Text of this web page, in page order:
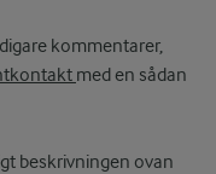
kommentarer,
med en sådan
beskrivningen ovan